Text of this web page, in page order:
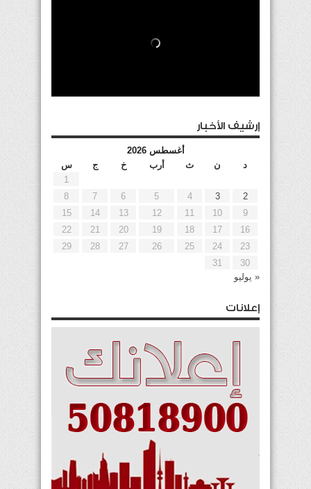
إرشيف الأخبار
أغسطس 2026
د
ن ث أرب خ ج
س
1
2
3
4
5
6
7
8
9
10
11
12
13
14
15
16
17
18
19
20
21
22
23
24
25
26
27
28
29
30
31
« يوليو
إعلانات